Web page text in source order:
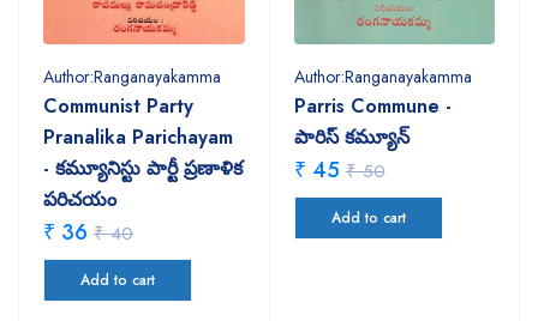
Author:Ranganayakamma
Communist Party
Pranalika Parichayam
- కమ్యూనిస్టు పార్టీ ప్రణాళిక
పరిచయం
₹ 36 ₹ 40
Add to cart
Author:Ranganayakamma
Parris Commune -
పారిస్‌ కమ్యూన్‌
₹ 45 ₹ 50
Add to cart